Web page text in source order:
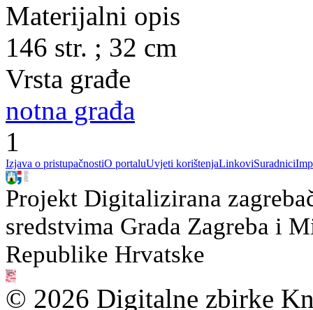
Materijalni opis
146 str. ; 32 cm
Vrsta građe
notna građa
1
Izjava o pristupačnostiO portaluUvjeti korištenjaLinkoviSuradnici
Projekt Digitalizirana
sredstvima Grada Zagreba i
Republike Hrvatske
© 2026 Digitalne zbirke